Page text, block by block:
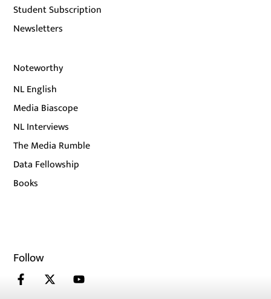
Student Subscription
Newsletters
Noteworthy
NL English
Media Biascope
NL Interviews
The Media Rumble
Data Fellowship
Books
Follow